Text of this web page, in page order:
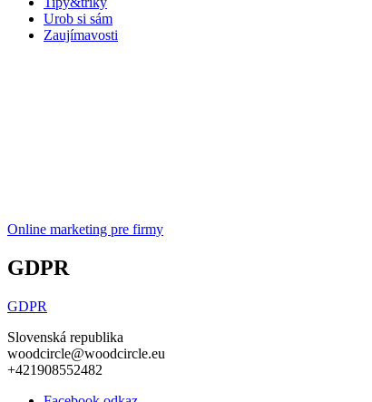
Urob si sám
Zaujímavosti
Online marketing pre firmy
GDPR
GDPR
Slovenská republika
woodcircle@woodcircle.eu
+421908552482